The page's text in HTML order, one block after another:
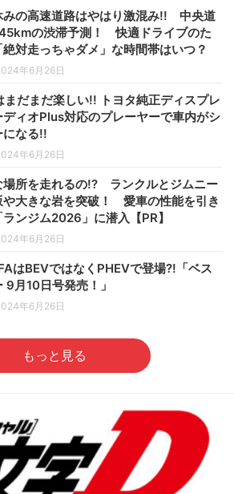
みの高速道路はやはり激混み!! 中央道
の渋滞予測！ 快適ドライブのた
対走っちゃダメ」な時間帯はいつ？
年6月26日
まだまだ楽しい!! トヨタ純正ディスプレ
ディオPlus対応のプレーヤーで車内がシ
になる!!
年6月26日
場所を走れるの!? ランクルとジムニー
や大きな岩を突破！ 愛車の性能を引き
ンジム2026」に潜入【PR】
年6月26日
はBEVではなくPHEVで登場?!「ベス
9月10日号発売！」
年6月26日
もっと見る